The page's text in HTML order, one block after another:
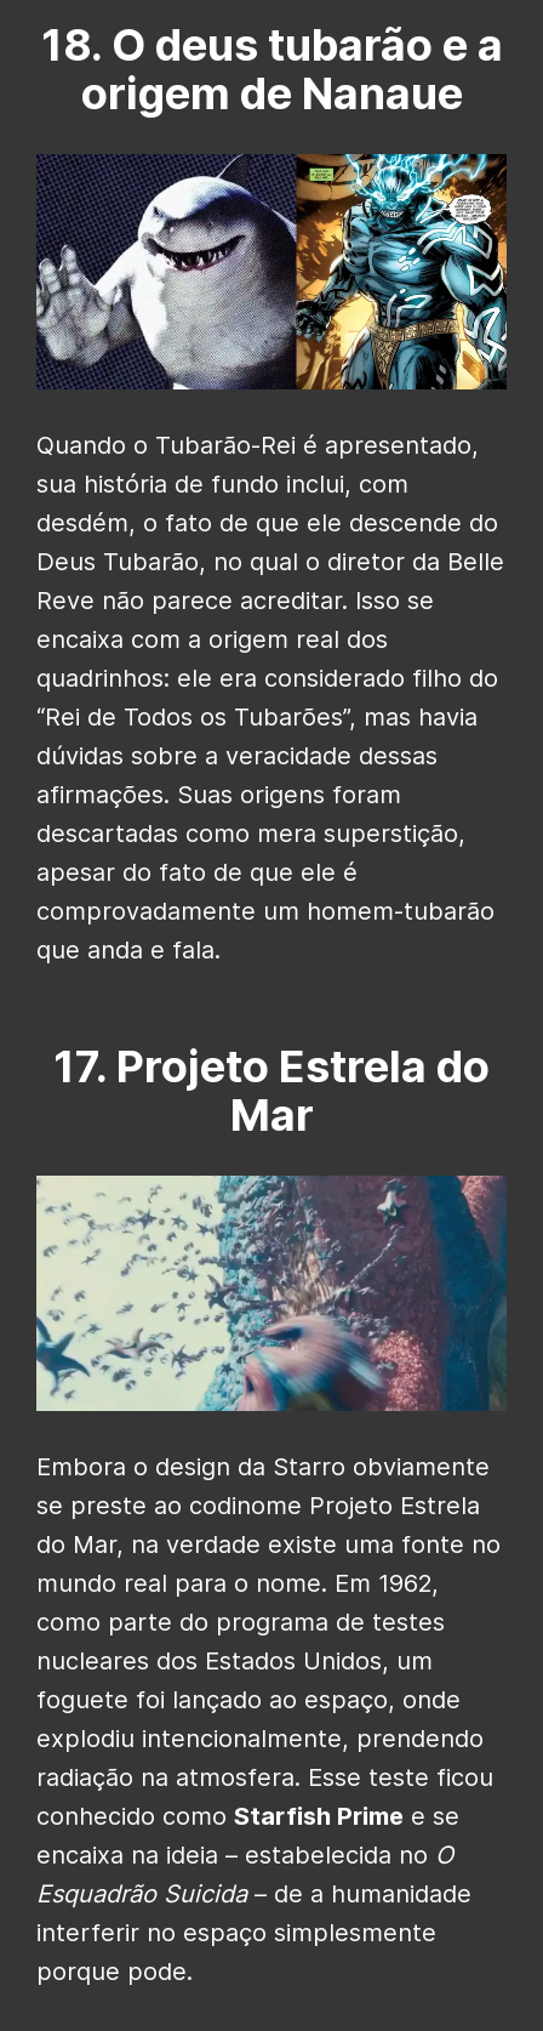
18. O deus tubarão e a
origem de Nanaue
Quando o Tubarão-Rei é apresentado,
sua história de fundo inclui, com
desdém, o fato de que ele descende do
Deus Tubarão, no qual o diretor da Belle
Reve não parece acreditar. Isso se
encaixa com a origem real dos
quadrinhos: ele era considerado filho do
“Rei de Todos os Tubarões”, mas havia
dúvidas sobre a veracidade dessas
afirmações. Suas origens foram
descartadas como mera superstição,
apesar do fato de que ele é
comprovadamente um homem-tubarão
que anda e fala.
17. Projeto Estrela do
Mar
Embora o design da Starro obviamente
se preste ao codinome Projeto Estrela
do Mar, na verdade existe uma fonte no
mundo real para o nome. Em 1962,
como parte do programa de testes
nucleares dos Estados Unidos, um
foguete foi lançado ao espaço, onde
explodiu intencionalmente, prendendo
radiação na atmosfera. Esse teste ficou
conhecido como Starfish Prime e se
encaixa na ideia – estabelecida no O
Esquadrão Suicida– de a humanidade
interferir no espaço simplesmente
porque pode.